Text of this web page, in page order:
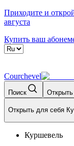
Приходите и
августа
Купить ваш
Courchevel
Поиск
Открыть для себя
Куршевель